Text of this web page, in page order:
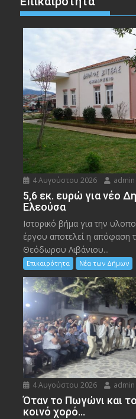
4 Αυγούστου 2026
5,6 εκ. ευρώ για νέο
Ελεούσα
Ιστορικό βήμα για την
έργου αποτελεί η απόφαση
Θεόδωρου Λιβάνιου...
Επικαιρότητα Νέα των Δήμων
4 Αυγούστου 2026
Όταν το Πωγώνι και
κοινό χορό…